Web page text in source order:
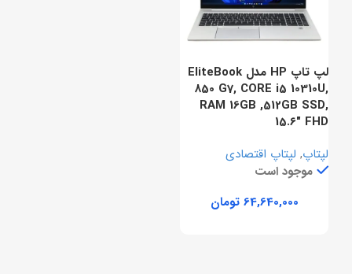
لپ تاپ HP مدل EliteBook
850 G7, CORE i5 10310U,
RAM 16GB ,512GB SSD,
15.6″ FHD
لپتاپ, لپتاپ اقتصادی
موجود است
تومان